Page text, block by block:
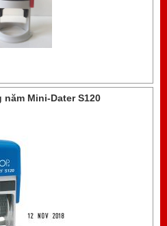
năm Mini-Dater S120